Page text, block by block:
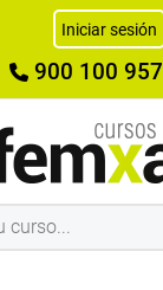
Iniciar sesión
900 100 957